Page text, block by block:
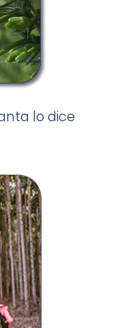
lo dice